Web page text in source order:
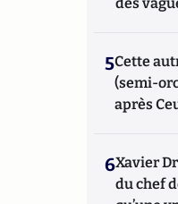
5Cette
(semi-
après
6Xavier
du chef